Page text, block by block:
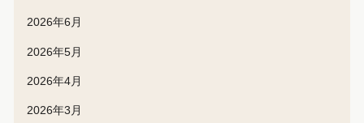
2026年6月
2026年5月
2026年4月
2026年3月